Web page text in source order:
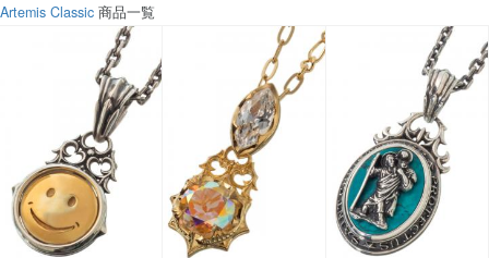
Artemis Classic 商品一覧